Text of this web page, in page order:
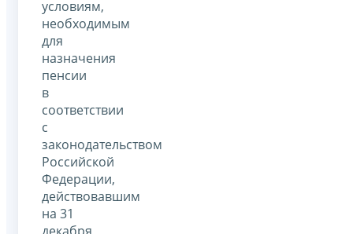
условиям,
необходимым
для
назначения
пенсии
в
соответствии
с
законодательством
Российской
Федерации,
действовавшим
на 31
декабря